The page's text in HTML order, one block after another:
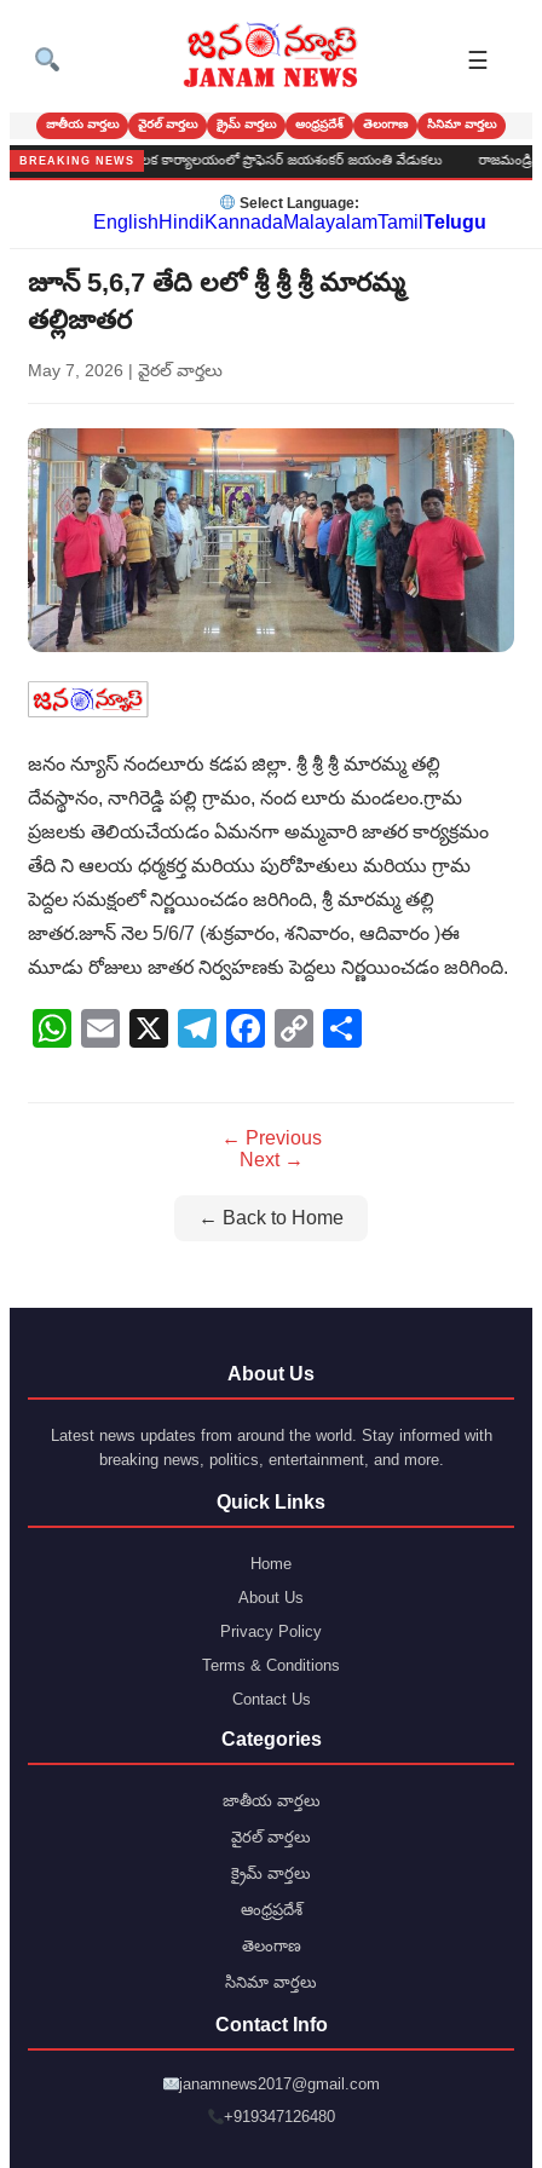
☰
జాతీయ వార్తలు వైరల్ వార్తలు క్రైమ్ వార్తలు ఆంధ్రప్రదేశ్ తెలంగాణ సినిమా వార్తలు
BREAKING NEWS
నందికొండ పురపాలక కార్యాలయంలో ప్రొఫెసర్ జయశంకర్ జయంతి వేడుకలు రాజమండ్రి
Select Language:
EnglishHindiKannadaMalayalamTamil Telugu
జూన్ 5,6,7 తేది లలో శ్రీ శ్రీ శ్రీ మారమ్మ
తల్లిజాతర
May 7, 2026 | వైరల్ వార్తలు
జనం న్యూస్ నందలూరు కడప జిల్లా. శ్రీ శ్రీ శ్రీ మారమ్మ తల్లి
దేవస్థానం, నాగిరెడ్డి పల్లి గ్రామం, నంద లూరు మండలం.గ్రామ
ప్రజలకు తెలియచేయడం ఏమనగా అమ్మవారి జాతర కార్యక్రమం
తేది ని ఆలయ ధర్మకర్త మరియు పురోహితులు మరియు గ్రామ
పెద్దల సమక్షంలో నిర్ణయించడం జరిగింది, శ్రీ మారమ్మ తల్లి
జాతర.జూన్ నెల 5/6/7 (శుక్రవారం, శనివారం, ఆదివారం )ఈ
మూడు రోజులు జాతర నిర్వహణకు పెద్దలు నిర్ణయించడం జరిగింది.
WhatsApp
Email
X Telegram
Facebook
Copy
← Previous
Next →
← Back to Home
About Us
Latest news updates from around the world. Stay informed with
breaking news, politics, entertainment, and more.
Quick Links
Home
About Us
Privacy Policy
Terms & Conditions
Contact Us
Categories
జాతీయ వార్తలు
వైరల్ వార్తలు
క్రైమ్ వార్తలు
ఆంధ్రప్రదేశ్
తెలంగాణ
సినిమా వార్తలు
Contact Info
janamnews2017@gmail.com
+919347126480